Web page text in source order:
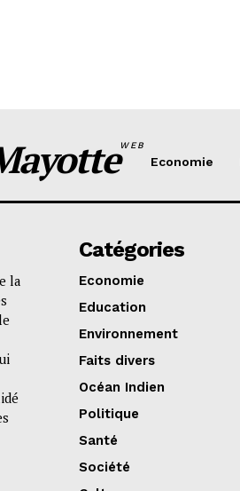
WEB
Economie
la
Catégories
Economie
Education
Environnement
Faits divers
Océan Indien
Politique
Santé
Société